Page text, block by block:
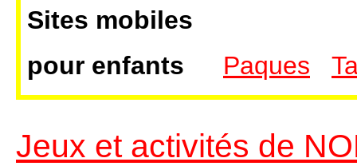
Sites mobiles
pour enfants
Paques
Jeux et activités de